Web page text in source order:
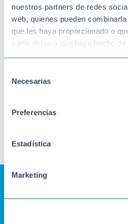
nuestros partners de redes
web, quienes pueden
que les haya proporcionado o
partir del uso que haya hecho
Necesarias
Preferencias
Estadística
Marketing